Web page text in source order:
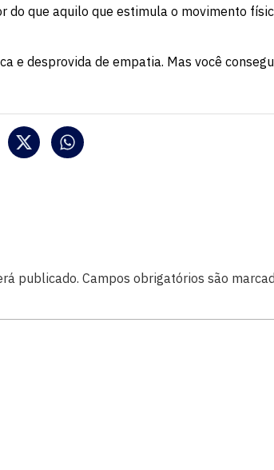
do que aquilo que estimula o movimento
e desprovida de empatia. Mas você
publicado. Campos obrigatórios são